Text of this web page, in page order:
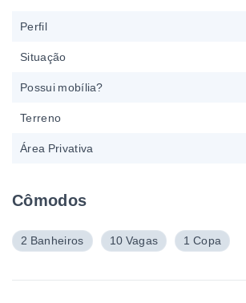
Cômodos
2 Banheiros 10 Vagas 1 Copa
Perfil
Situação
Possui mobília?
Terreno
Área Privativa